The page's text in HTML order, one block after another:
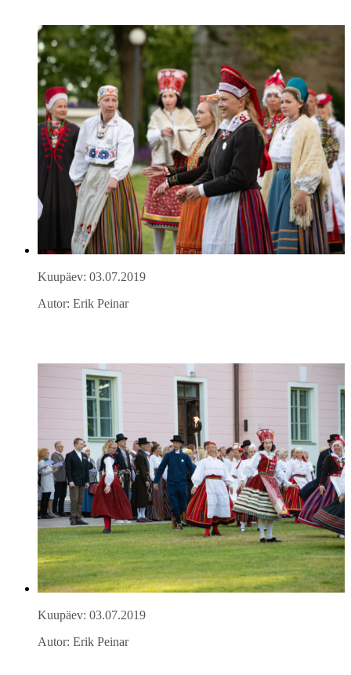
Kuupäev: 03.07.2019
Autor: Erik Peinar
Kuupäev: 03.07.2019
Autor: Erik Peinar